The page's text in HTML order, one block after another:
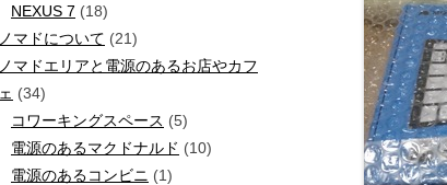
NEXUS 7 (18)
ノマドについて (21)
ノマドエリアと電源のあるお店やカフ
ェ (34)
コワーキングスペース (5)
電源のあるマクドナルド (10)
電源のあるコンビニ (1)